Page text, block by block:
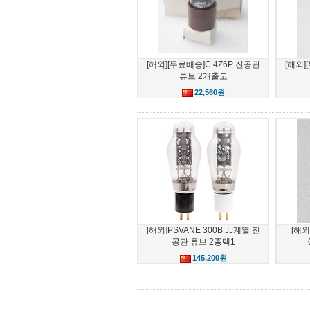
[해외][무료배송]C 4Z6P 진공관
튜브 2개출고
22,560원
[해외
[해외]PSVANE 300B JJ계열 진
공관 튜브 2종택1
145,200원
[해